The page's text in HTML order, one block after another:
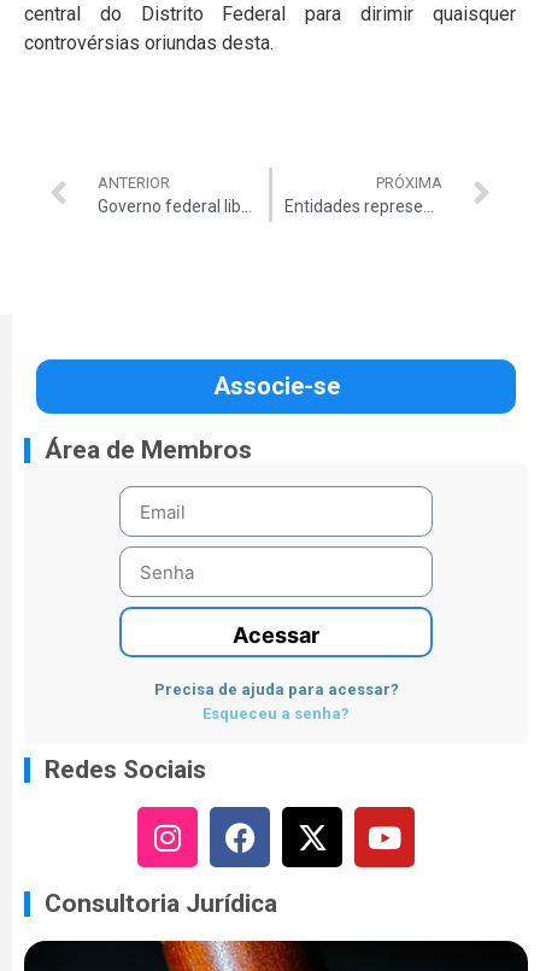
central do Distrito Federal para dirimir quaisquer
controvérsias oriundas desta.
ANTERIOR PRÓXIMA
Associe-se
Área de Membros
Acessar
Precisa de ajuda para acessar?
Esqueceu a senha?
Redes Sociais
Consultoria Jurídica